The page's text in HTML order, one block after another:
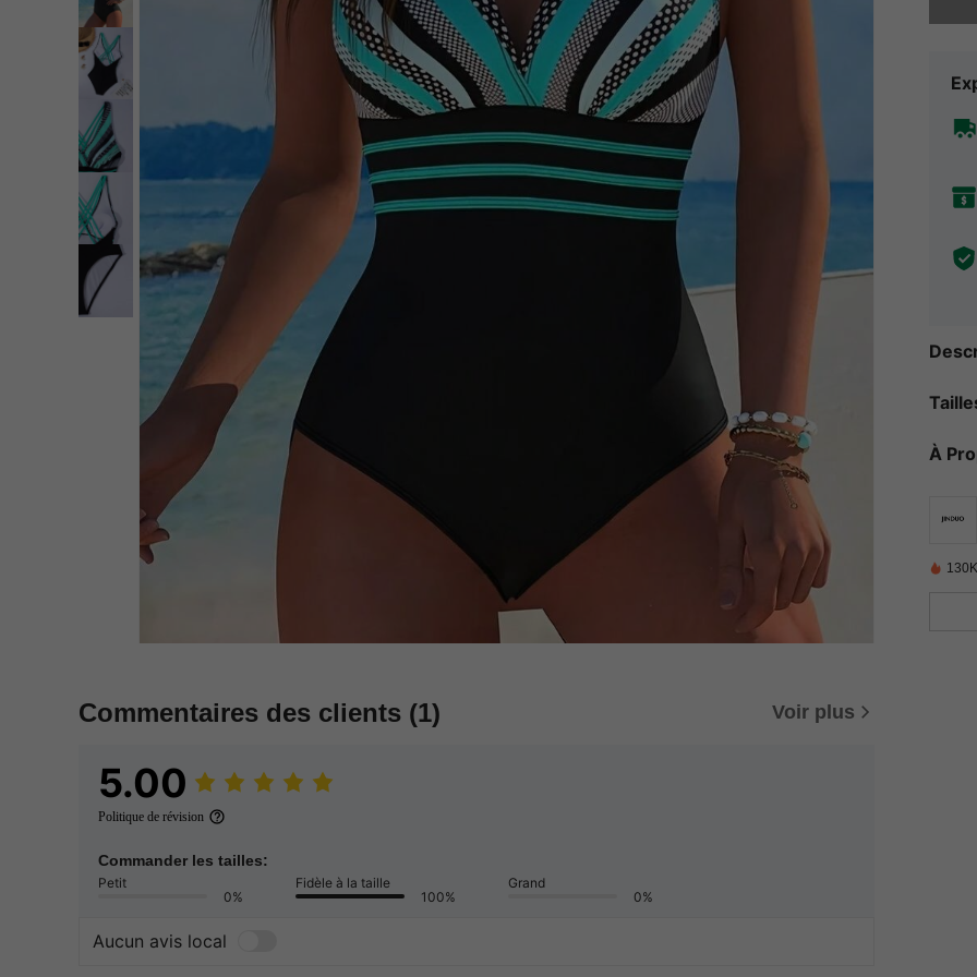
Commentaires des clients (1) Voir plus
5.00
Politique de révision
Commander les tailles:
Petit
0%
Fidèle à la taille
100%
Grand
0%
Aucun avis local
À